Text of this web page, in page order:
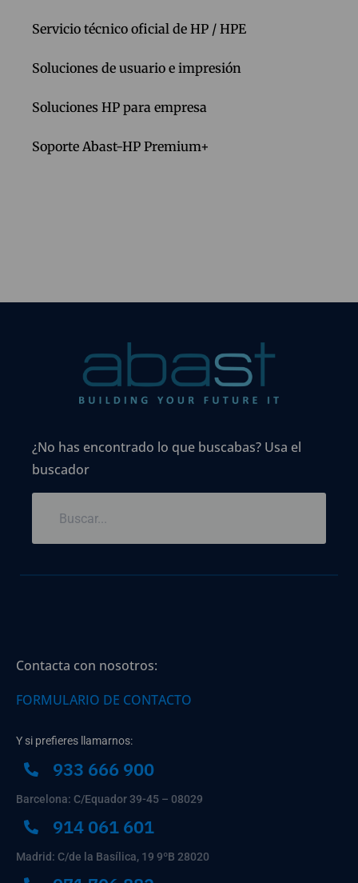
Servicio técnico oficial de HP / HPE
Soluciones de usuario e impresión
Soluciones HP para empresa
Soporte Abast-HP Premium+
¿No has encontrado lo que buscabas? Usa el
buscador
Contacta con nosotros:
FORMULARIO DE CONTACTO
Y si prefieres llamarnos:
933 666 900
Barcelona: C/Equador 39-45 – 08029
914 061 601
Madrid: C/de la Basílica, 19 9ºB 28020